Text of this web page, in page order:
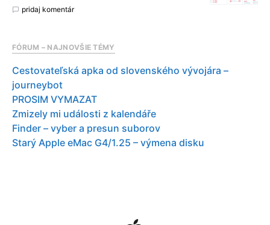
pridaj komentár
FÓRUM – NAJNOVŠIE TÉMY
Cestovateľská apka od slovenského vývojára –
journeybot
PROSIM VYMAZAT
Zmizely mi události z kalendáře
Finder – vyber a presun suborov
Starý Apple eMac G4/1.25 – výmena disku